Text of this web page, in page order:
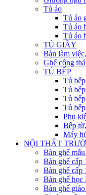
Tủ áo
Tủ áo
Tủ áo
Tủ áo
TỦ GIẦY
Bàn làm
Ghế công
TỦ BẾP
Tủ
Tủ
Tủ
Tủ
Phụ
Bếp
Máy
NỘI THẤT
Bàn ghế
Bàn ghế cấp
Bàn ghế cấp
Bàn ghế
Bàn ghế